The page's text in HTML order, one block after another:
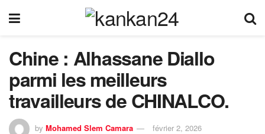
Chine : Alhassane Diallo
parmi les meilleurs
travailleurs de CHINALCO.
by Mohamed Slem Camara
février 2, 2026